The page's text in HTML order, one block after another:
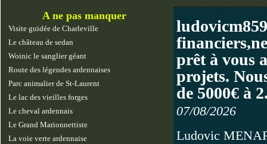
A ne pas manquer
Visite guidée de Charleville
Le château de sedan
Woinic le sanglier géant
Route des légendes ardennaises
Parc animalier de St-Laurent
Le lac des vieilles forges
Le cheval ardennais
Le Grand Marionnettiste
La voie verte ardennaise
prêt à vous
projets.
de 5000€ à
07/08/2026
Ludovic